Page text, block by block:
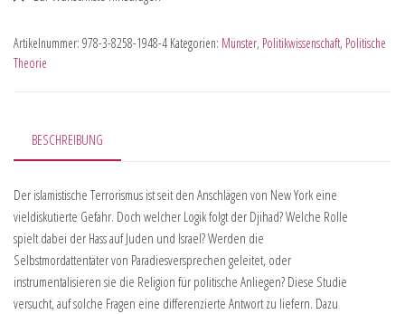
Artikelnummer: 978-3-8258-1948-4 Kategorien: Münster, Politikwissenschaft, Politische
Theorie
BESCHREIBUNG
Der islamistische Terrorismus ist seit den Anschlägen von New York eine
vieldiskutierte Gefahr. Doch welcher Logik folgt der Djihad? Welche Rolle
spielt dabei der Hass auf Juden und Israel? Werden die
Selbstmordattentäter von Paradiesversprechen geleitet, oder
instrumentalisieren sie die Religion für politische Anliegen? Diese Studie
versucht, auf solche Fragen eine differenzierte Antwort zu liefern. Dazu